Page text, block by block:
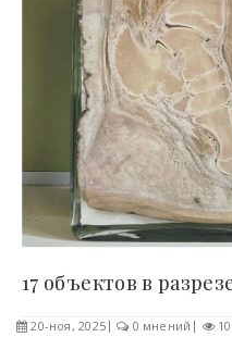
20-ноя, 2025 0 мнений 10